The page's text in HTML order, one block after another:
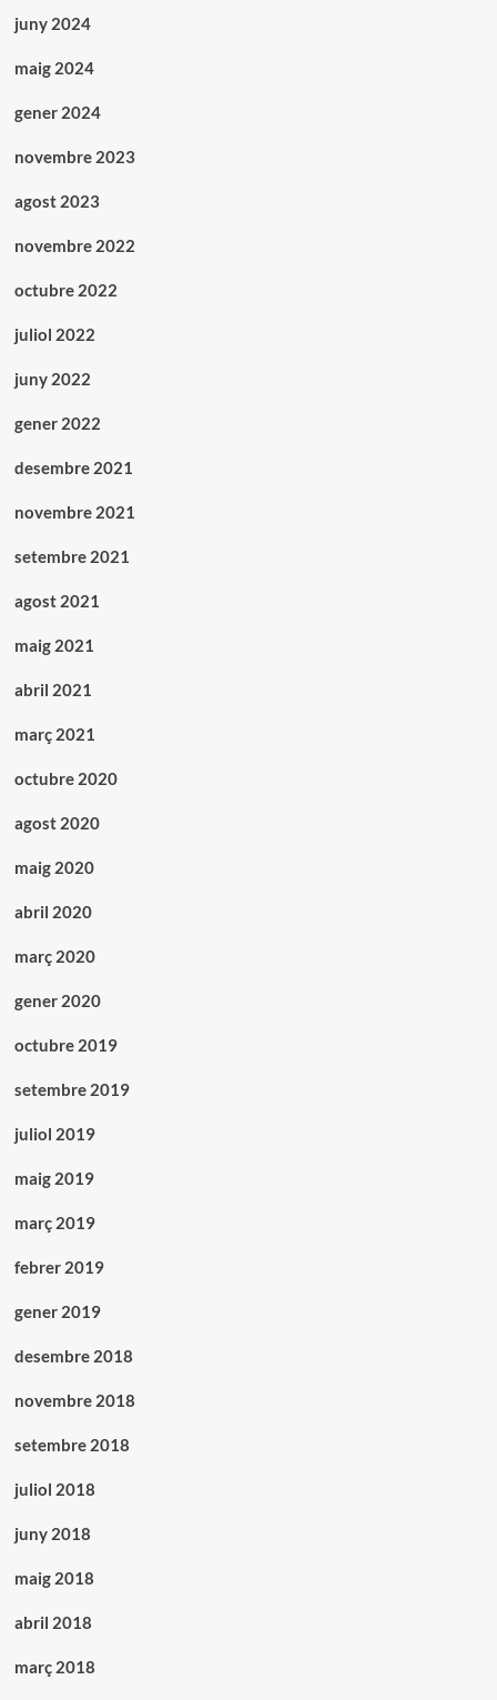
juny 2024
maig 2024
gener 2024
novembre 2023
agost 2023
novembre 2022
octubre 2022
juliol 2022
juny 2022
gener 2022
desembre 2021
novembre 2021
setembre 2021
agost 2021
maig 2021
abril 2021
març 2021
octubre 2020
agost 2020
maig 2020
abril 2020
març 2020
gener 2020
octubre 2019
setembre 2019
juliol 2019
maig 2019
març 2019
febrer 2019
gener 2019
desembre 2018
novembre 2018
setembre 2018
juliol 2018
juny 2018
maig 2018
abril 2018
març 2018